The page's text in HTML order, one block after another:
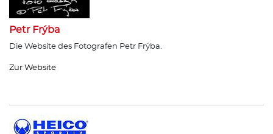
Petr Frýba
Die Website des Fotografen Petr Frýba.
Zur Website